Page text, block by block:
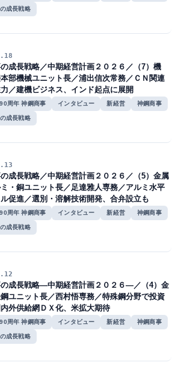
成長戦略
成長戦略／中期経営計画２０２６／（7）機
部機械ユニット長／浦出信次常務／ＣＮ関連
／建機ビジネス、インド起点に展開
90周年 神鋼商事 インタビュー 新経営 神鋼商事
成長戦略
成長戦略／中期経営計画２０２６／（5）金属
・銅ユニット長／足達雅人専務／アルミ水平
ル促進／選別・溶解技術開発、合弁設立も
90周年 神鋼商事 インタビュー 新経営 神鋼商事
成長戦略
成長戦略―中期経営計画２０２６―／（4）金
ユニット長／西村悟専務／特殊鋼分野で投資
外供給網ＤＸ化、米拡大期待
90周年 神鋼商事 インタビュー 新経営 神鋼商事
成長戦略